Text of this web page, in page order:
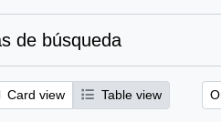
de búsqueda
Card view Table view